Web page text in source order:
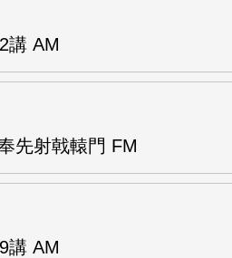
講 AM
先射戟轅門 FM
講 AM